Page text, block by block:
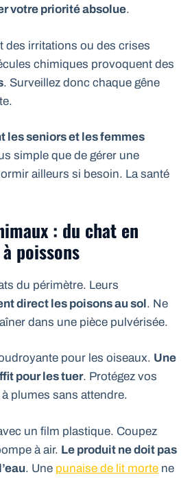
votre priorité absolue.
des irritations ou des crises
chimiques provoquent des
. Surveillez donc chaque gêne
les seniors et les femmes
simple que de gérer une
ailleurs si besoin. La santé
: du chat en
poissons
du périmètre. Leurs
direct les poisons au sol. Ne
dans une pièce pulvérisée.
pour les oiseaux. Une
pour les tuer. Protégez vos
plumes sans attendre.
un film plastique. Coupez
à air. Le produit ne doit pas
. Une punaise de lit morte ne